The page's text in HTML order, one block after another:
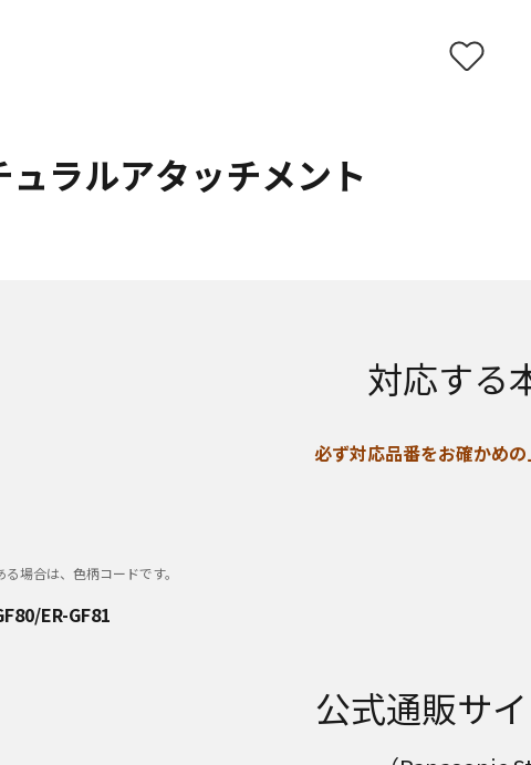
ラルアタッチメント
対応する
必ず対応品番をお確かめの
場合は、色柄コードです。
ER-GF81
公式通販サ